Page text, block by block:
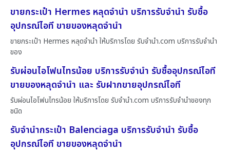
ขายกระเป๋า Hermes หลุดจำนำ บริการรับจำนำ รับซื้อ
อุปกรณ์ไอที ขายของหลุดจำนำ
ขายกระเป๋า Hermes หลุดจำนำ ให้บริการโดย รับจํานํา.com บริการรับจำนำ
ของ
รับผ่อนไอโฟนไทรน้อย บริการรับจำนำ รับซื้ออุปกรณ์ไอที
ขายของหลุดจำนำ และ รับฝากขายอุปกรณ์ไอที
รับผ่อนไอโฟนไทรน้อย ให้บริการโดย รับจํานํา.com บริการรับจำนำของทุก
ชนิด
รับจำนำกระเป๋า Balenciaga บริการรับจำนำ รับซื้อ
อุปกรณ์ไอที ขายของหลุดจำนำ